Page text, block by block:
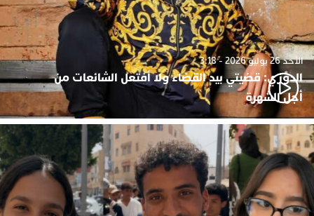
الأحد 26 يوليو 2026 - 3:18
الدوزي: قضيتي بيد القضاء ولا أفتعل الشائعات من
أجل الشهرة